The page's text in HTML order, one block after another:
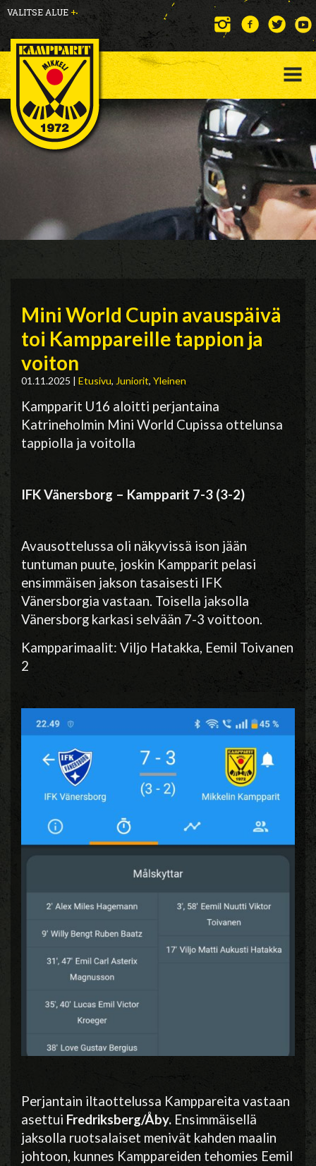
VALITSE ALUE +
Mini World Cupin avauspäivä
toi Kamppareille tappion ja
voiton
01.11.2025 | Etusivu, Juniorit, Yleinen
Kampparit U16 aloitti perjantaina
Katrineholmin Mini World Cupissa ottelunsa
tappiolla ja voitolla
IFK Vänersborg – Kampparit 7-3 (3-2)
Avausottelussa oli näkyvissä ison jään
tuntuman puute, joskin Kampparit pelasi
ensimmäisen jakson tasaisesti IFK
Vänersborgia vastaan. Toisella jaksolla
Vänersborg karkasi selvään 7-3 voittoon.
Kampparimaalit: Viljo Hatakka, Eemil Toivanen
2
Perjantain iltaottelussa Kamppareita vastaan
asettui Fredriksberg/Åby. Ensimmäisellä
jaksolla ruotsalaiset menivät kahden maalin
johtoon, kunnes Kamppareiden tehomies Eemil